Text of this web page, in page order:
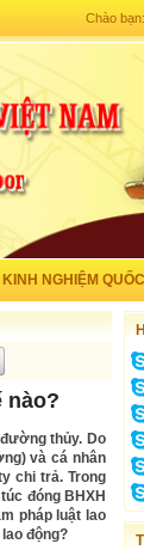
Chào bạn:
KINH NGHIỆM
nào?
thủy. Do
và cá nhân
chi trả. Trong
đóng BHXH
pháp luật lao
động?